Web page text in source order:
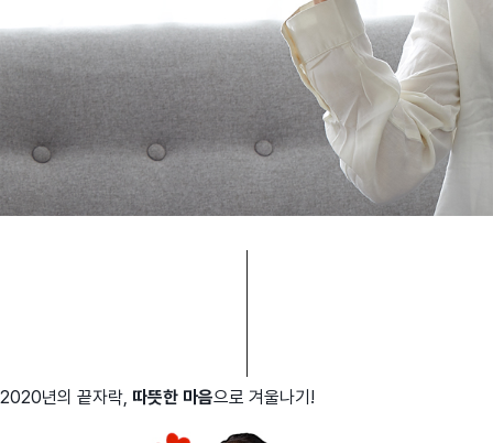
2020년의 끝자락, 따뜻한 마음으로 겨울나기!